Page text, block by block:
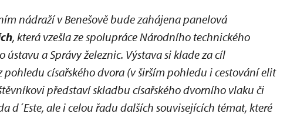
nádraží v Benešově bude zahájena panelová
, která vzešla ze spolupráce Národního technického
a Správy železnic. Výstava si klade za cíl
císařského dvora (v širším pohledu i cestování elit
představí skladbu císařského dvorního vlaku či
d´Este, ale i celou řadu dalších souvisejících témat, které